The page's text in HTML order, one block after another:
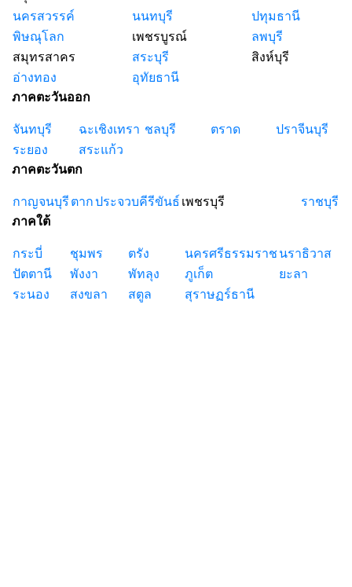
นครสวรรค์
นนทบุรี
ปทุมธานี
พิษณุโลก
เพชรบูรณ์
ลพบุรี
สมุทรสาคร
สระบุรี
สิงห์บุรี
อ่างทอง
อุทัยธานี
ภาคตะวันออก
จันทบุรี ฉะเชิงเทรา ชลบุรี ตราด
ปราจีนบุรี
ระยอง
สระแก้ว
ภาคตะวันตก
กาญจนบุรี ตากประจวบคีรีขันธ์ เพชรบุรี
ราชบุรี
ภาคใต้
กระบี่ ชุมพร ตรัง นครศรีธรรมราช นราธิวาส
ปัตตานี
พังงา พัทลุง ภูเก็ต
ยะลา
ระนอง
สงขลา สตูล สุราษฏร์ธานี